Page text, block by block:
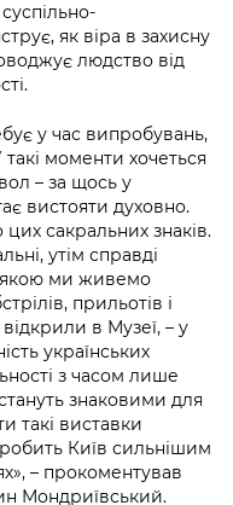
як віра в захисну
людство від
у час випробувань,
моменти хочеться
– за щось у
вистояти духовно.
сакральних знаків.
утім справді
якою ми живемо
прильотів і
в Музеї, – у
українських
з часом лише
знаковими для
такі виставки
Київ сильнішим
– прокоментував
Мондриївський.